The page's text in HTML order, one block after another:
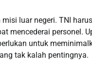
luar negeri. TNI
mencederai personel.
untuk
tak kalah pentingnya.